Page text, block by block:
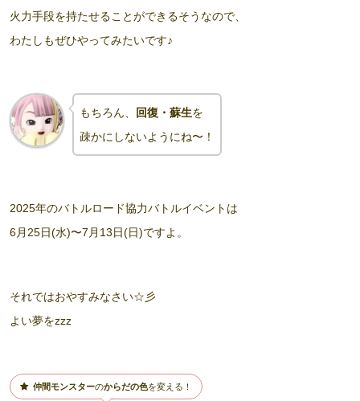
火力手段を持たせることができるそうなので、
わたしもぜひやってみたいです♪
もちろん、 回復・蘇生を
疎かにしないようにね〜！
2025年のバトルロード協力バトルイベントは
6月25日(水)〜7月13日(日)ですよ。
それではおやすみなさい☆彡
よい夢をzzz
仲間モンスターのからだの色を変える！